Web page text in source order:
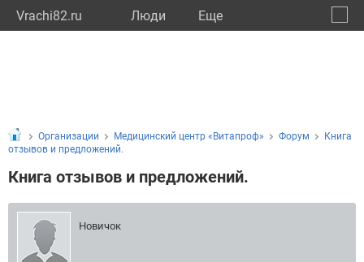
Vrachi82.ru Люди Eще
Организации Медицинский центр «Витапроф» Форум
Книга
отзывов и предложений.
Книга отзывов и предложений.
Новичок